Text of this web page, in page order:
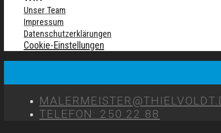
Unser Team
Impressum
Datenschutzerklärungen
Cookie-Einstellungen
TELEFON: 250 22 88